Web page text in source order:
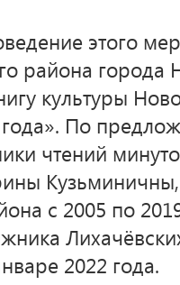
этого
района города
культуры
По
чтений
с 2005 по
2022 года.